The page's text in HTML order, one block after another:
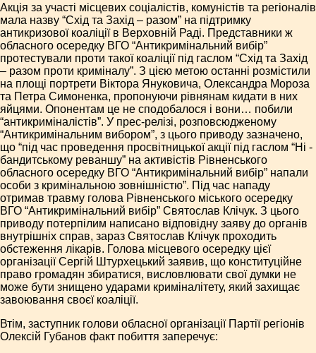
Акція за участі місцевих соціалістів, комуністів та регіоналів
мала назву “Схід та Захід – разом” на підтримку
антикризової коаліції в Верховній Раді. Представники ж
обласного осередку ВГО “Антикримінальний вибір”
протестували проти такої коаліції під гаслом “Схід та Захід
– разом проти криміналу”. З цією метою останні розмістили
на площі портрети Віктора Януковича, Олександра Мороза
та Петра Симоненка, пропонуючи рівнянам кидати в них
яйцями. Опонентам це не сподобалося і вони… побили
“антикриміналістів”. У прес-релізі, розповсюдженому
“Антикримінальним вибором”, з цього приводу зазначено,
що “під час проведення просвітницької акції під гаслом “Ні -
бандитському реваншу” на активістів Рівненського
обласного осередку ВГО “Антикримінальний вибір” напали
особи з кримінальною зовнішністю”. Під час нападу
отримав травму голова Рівненського міського осередку
ВГО “Антикримінальний вибір” Святослав Клічук. З цього
приводу потерпілим написано відповідну заяву до органів
внутрішніх справ, зараз Святослав Клічук проходить
обстеження лікарів. Голова місцевого осередку цієї
організації Сергій Штурхецький заявив, що конституційне
право громадян збиратися, висловлювати свої думки не
може бути знищено ударами криміналітету, який захищає
завоювання своєї коаліції.
Втім, заступник голови обласної організації Партії регіонів
Олексій Губанов факт побиття заперечує: